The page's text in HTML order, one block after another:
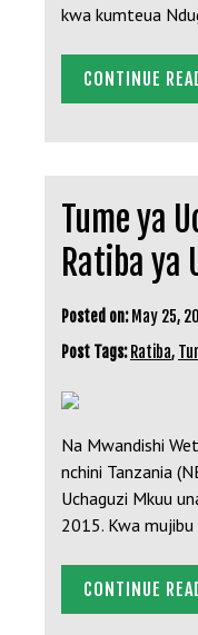
kwa kumteua
CONTINUE
Tume ya
Ratiba ya
Posted on: May 25,
Post Tags: Ratiba,
Na Mwandishi
nchini Tanzania
Uchaguzi Mkuu
2015. Kwa
CONTINUE